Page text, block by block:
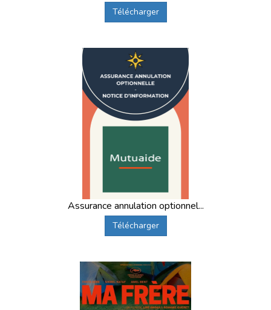
Télécharger
Assurance annulation optionnel...
Télécharger